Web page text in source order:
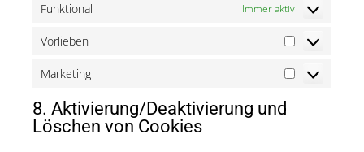
Funktional Immer aktiv
Vorlieben
Vorlieben
Marketing
Marketing
8. Aktivierung/Deaktivierung und
Löschen von Cookies